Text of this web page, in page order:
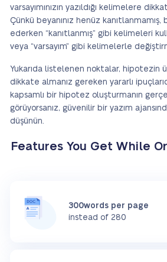
varsayımınızın yazıldığı kelimelere
Çünkü beyanınız henüz
ederken “kanıtlanmış” gibi kelimeleri
veya “varsayım” gibi kelimelerle
Yukarıda listelenen noktalar, hipotezin
dikkate almanız gereken yararlı
kapsamlı bir hipotez oluşturmanın
görüyorsanız, güvenilir bir yazım
düşünün.
Features You Get While
300words per page
instead of 280